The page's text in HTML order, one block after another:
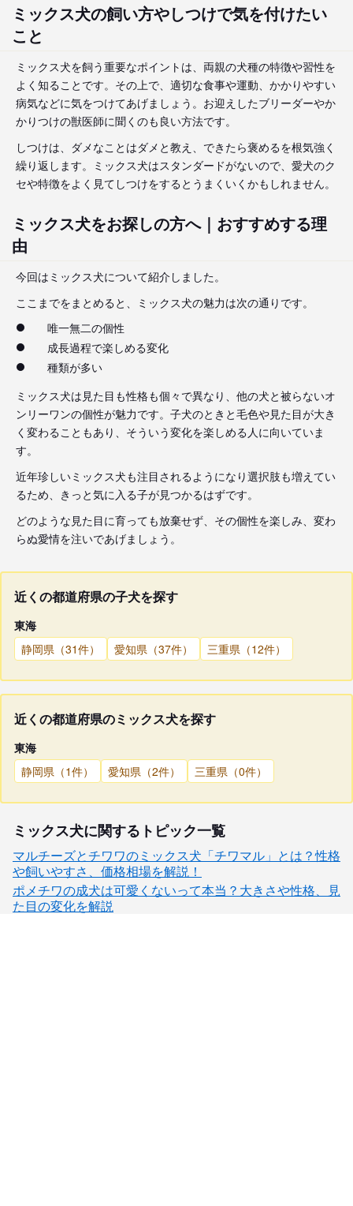
ミックス犬の飼い方やしつけで気を付けたい
こと
ミックス犬を飼う重要なポイントは、両親の犬種の特徴や習性を
よく知ることです。その上で、適切な食事や運動、かかりやすい
病気などに気をつけてあげましょう。お迎えしたブリーダーやか
かりつけの獣医師に聞くのも良い方法です。
しつけは、ダメなことはダメと教え、できたら褒めるを根気強く
繰り返します。ミックス犬はスタンダードがないので、愛犬のク
セや特徴をよく見てしつけをするとうまくいくかもしれません。
ミックス犬をお探しの方へ｜おすすめする理
由
今回はミックス犬について紹介しました。
ここまでをまとめると、ミックス犬の魅力は次の通りです。
唯一無二の個性
成長過程で楽しめる変化
種類が多い
ミックス犬は見た目も性格も個々で異なり、他の犬と被らないオ
ンリーワンの個性が魅力です。子犬のときと毛色や見た目が大き
く変わることもあり、そういう変化を楽しめる人に向いていま
す。
近年珍しいミックス犬も注目されるようになり選択肢も増えてい
るため、きっと気に入る子が見つかるはずです。
どのような見た目に育っても放棄せず、その個性を楽しみ、変わ
らぬ愛情を注いであげましょう。
近くの都道府県の子犬を探す
東海
静岡県（31件）
愛知県（37件） 三重県（12件）
近くの都道府県のミックス犬を探す
東海
静岡県（1件）
愛知県（2件） 三重県（0件）
ミックス犬に関するトピック一覧
マルチーズとチワワのミックス犬「チワマル」とは？性格
や飼いやすさ、価格相場を解説！
ポメチワの成犬は可愛くないって本当？大きさや性格、見
た目の変化を解説